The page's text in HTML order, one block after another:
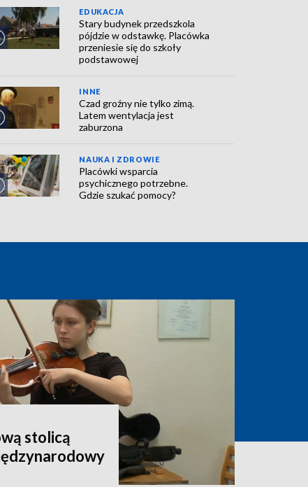
EDUKACJA
Stary budynek przedszkola
pójdzie w odstawkę. Placówka
przeniesie się do szkoły
podstawowej
INNE
Czad groźny nie tylko zimą.
Latem wentylacja jest
zaburzona
NAUKA I ZDROWIE
Placówki wsparcia
psychicznego potrzebne.
Gdzie szukać pomocy?
stolicą